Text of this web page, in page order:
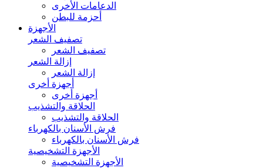
الدعامات الأخرى
أحزمة للبطن
الأجهزة
تصفيف الشعر
تصفيف الشعر
إزالة الشعر
إزالة الشعر
أجهزة أخرى
أجهزة أخرى
الحلاقة والتشذيب
الحلاقة والتشذيب
فرش الأسنان بالكهرباء
فرش الأسنان بالكهرباء
الأجهزة التشخيصية
الأجهزة التشخيصية